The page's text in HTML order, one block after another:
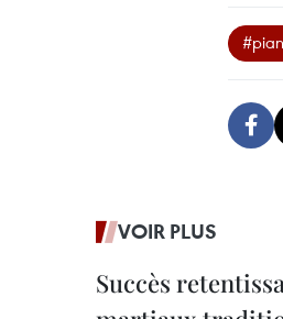
VOIR PLUS
Succès